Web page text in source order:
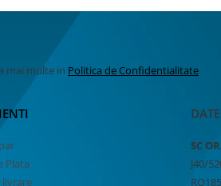
mai multe in Politica de Confidentialitate
Plata
livrare
SC
J40/